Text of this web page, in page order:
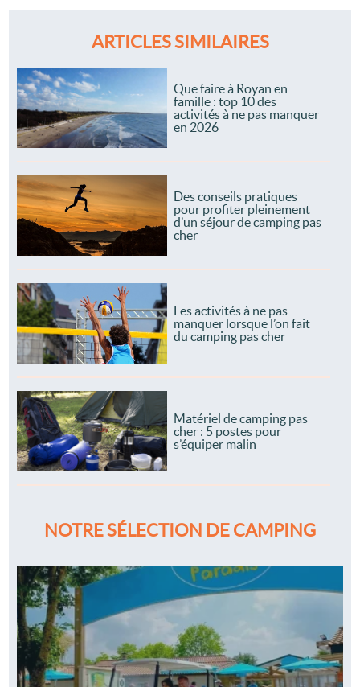
ARTICLES SIMILAIRES
Que faire à Royan en
famille : top 10 des
activités à ne pas manquer
en 2026
Des conseils pratiques
pour profiter pleinement
d’un séjour de camping pas
cher
Les activités à ne pas
manquer lorsque l’on fait
du camping pas cher
Matériel de camping pas
cher : 5 postes pour
s’équiper malin
NOTRE SÉLECTION DE CAMPING